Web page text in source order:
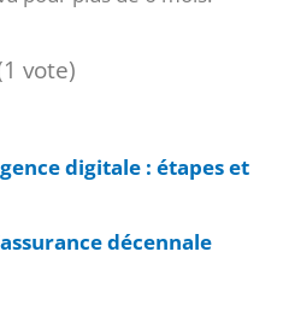
vote)
digitale : étapes et
décennale